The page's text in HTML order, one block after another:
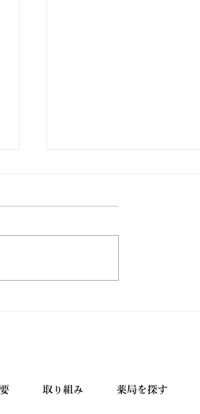
取り組み 薬局を探す